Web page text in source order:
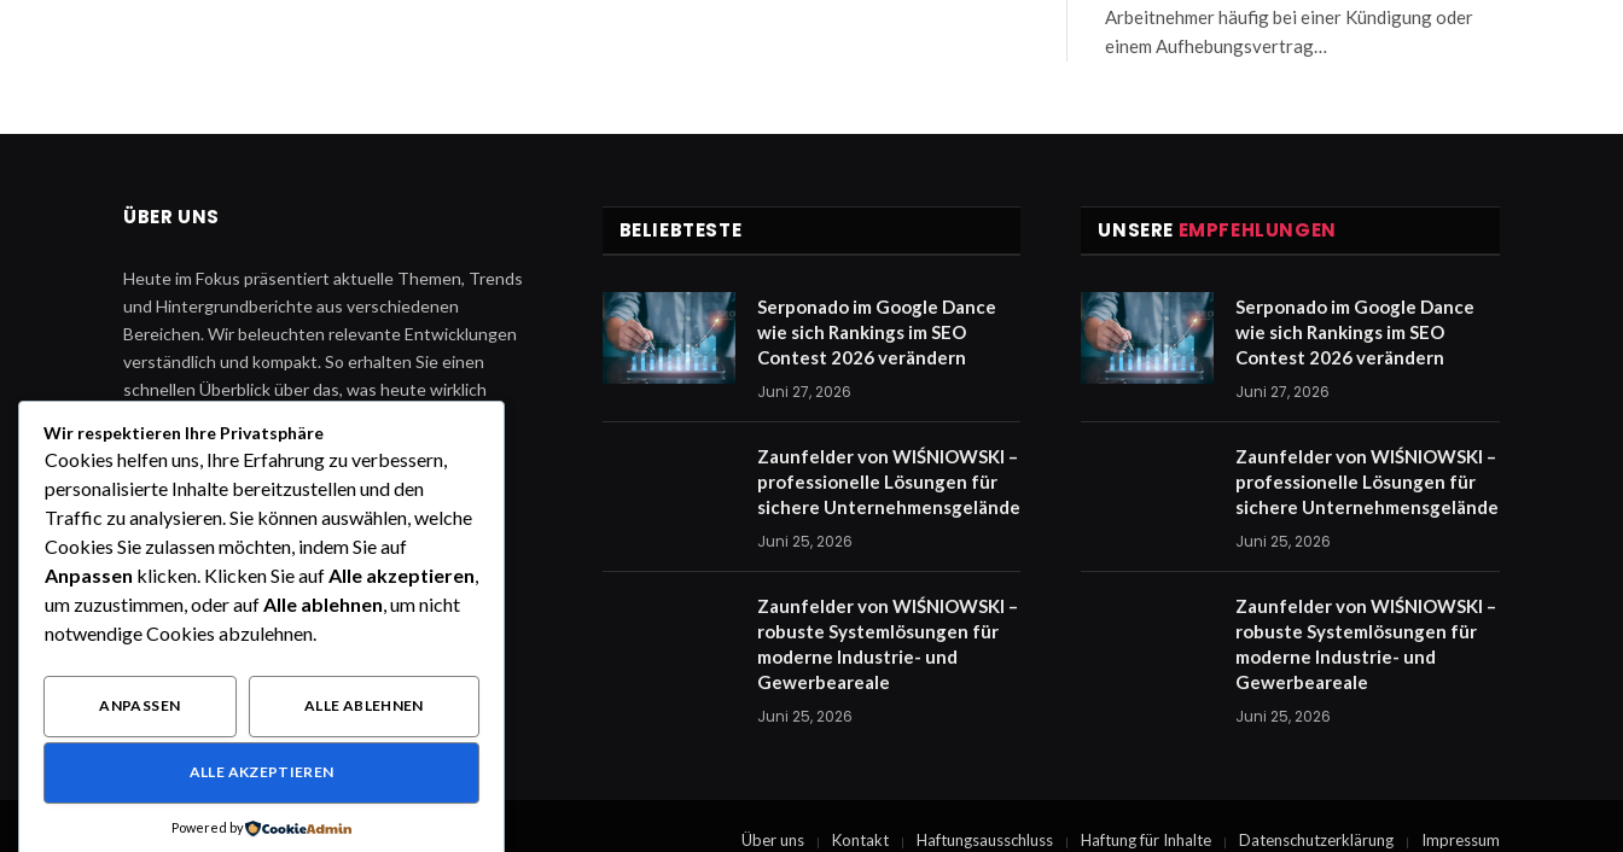
Arbeitnehmer häufig bei einer Kündigung oder
einem Aufhebungsvertrag…
ÜBER UNS
Heute im Fokus präsentiert aktuelle Themen, Trends
und Hintergrundberichte aus verschiedenen
Bereichen. Wir beleuchten relevante Entwicklungen
verständlich und kompakt. So erhalten Sie einen
schnellen Überblick über das, was heute wirklich
BELIEBTESTE
Serponado im Google Dance
wie sich Rankings im SEO
Contest 2026 verändern
Juni 27, 2026
Zaunfelder von WIŚNIOWSKI –
professionelle Lösungen für
sichere Unternehmensgelände
Juni 25, 2026
Zaunfelder von WIŚNIOWSKI –
robuste Systemlösungen für
moderne Industrie- und
Gewerbeareale
Juni 25, 2026
UNSERE EMPFEHLUNGEN
Serponado im Google Dance
wie sich Rankings im SEO
Contest 2026 verändern
Juni 27, 2026
Zaunfelder von WIŚNIOWSKI –
professionelle Lösungen für
sichere Unternehmensgelände
Juni 25, 2026
Zaunfelder von WIŚNIOWSKI –
robuste Systemlösungen für
moderne Industrie- und
Gewerbeareale
Juni 25, 2026
© 2026 Alle Rechte vorbehalten. Über uns Kontakt Haftungsausschluss Haftung für Inhalte Datenschutzerklärung Impressum
Wir respektieren Ihre Privatsphäre
Cookies helfen uns, Ihre Erfahrung zu verbessern,
personalisierte Inhalte bereitzustellen und den
Traffic zu analysieren. Sie können auswählen, welche
Cookies Sie zulassen möchten, indem Sie auf
Anpassen klicken. Klicken Sie auf Alle akzeptieren
um zuzustimmen, oder auf Alle ablehnen , um nicht
notwendige Cookies abzulehnen.
ANPASSEN ALLE ABLEHNEN
ALLE AKZEPTIEREN
Powered by